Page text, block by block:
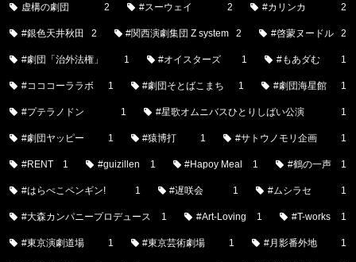
虚構の劇団 2 #スーウェイ 2 #カリンカ 2
#銀色天井秋田 2 #関西演劇集団 Z system 2 #啓蒙ヌードル 2
#劇団「治外法権」 1 #オイスターズ 1 #もあダむ 1
#コココーララボ 1 #劇団そとばこまち 1 #劇団海星館 1
#プテラノドン 1 #星歌オムニバスひとりしばい公演 1
#劇団ヤッピー 1 #猿博打 1 #サトウノモリ企画 1
#RENT 1 #guizillen 1 #Hapoy Meal 1 #鶴の一声 1
#はらぺこペンギン! 1 #遅咲会 1 #ムシラセ 1
#大森カンパニープロデュース 1 #Art-Loving 1 #T-works 1
#東京演劇道場 1 #東京芸術劇場 1 #月影番外地 1